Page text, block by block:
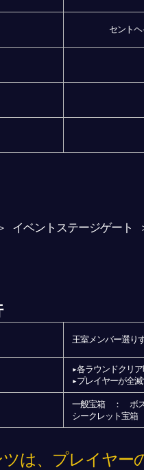
セント
イベントステージゲート
王室メンバー選り
▸各ラウンドクリア
▸プレイヤーが全
一般宝箱 ： ボス
シークレット宝
は、プレイヤー